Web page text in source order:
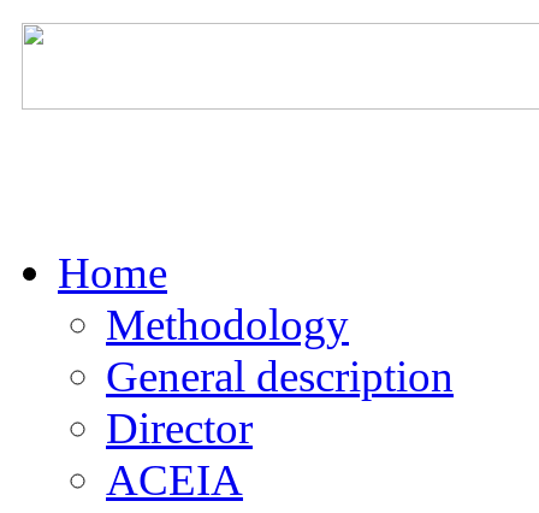
Home
Methodology
General description
Director
ACEIA